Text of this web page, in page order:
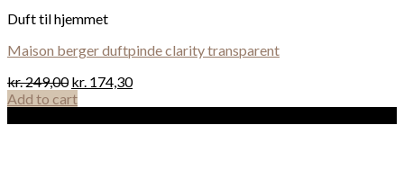
Duft til hjemmet
Maison berger duftpinde clarity transparent
kr.249,00 kr. 174,30
Add to cart